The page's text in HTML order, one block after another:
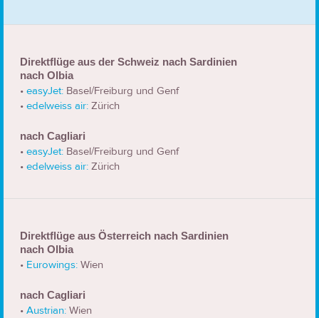
Direktflüge aus der Schweiz nach Sardinien
nach Olbia
• easyJet: Basel/Freiburg und Genf
• edelweiss air: Zürich
nach Cagliari
• easyJet: Basel/Freiburg und Genf
• edelweiss air: Zürich
Direktflüge aus Österreich nach Sardinien
nach Olbia
• Eurowings: Wien
nach Cagliari
• Austrian: Wien